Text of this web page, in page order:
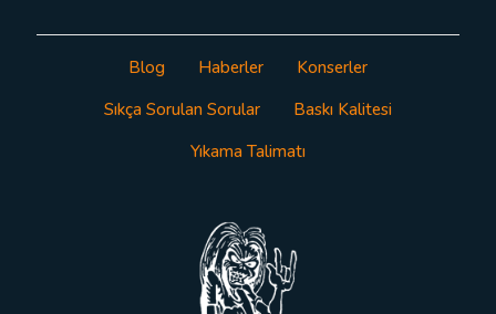
Blog Haberler
Konserler
Sıkça Sorulan Sorular
Baskı Kalitesi
Yıkama Talimatı